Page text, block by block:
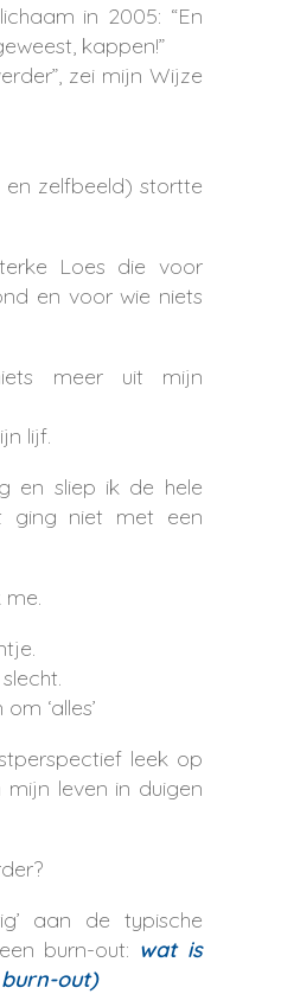
in 2005: “En
kappen!”
zei mijn Wijze
zelfbeeld) stortte
Loes die voor
en voor wie niets
meer uit mijn
lijf.
en sliep ik de hele
niet met een
‘alles’
leek op
leven in duigen
aan de typische
burn-out: wat is
out)